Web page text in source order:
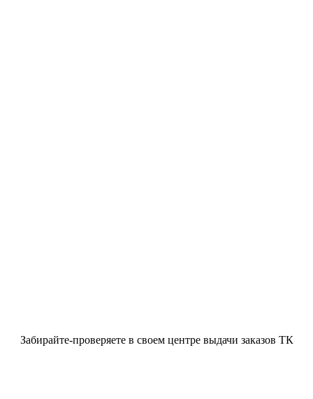
Забирайте-проверяете в своем центре выдачи заказов ТК